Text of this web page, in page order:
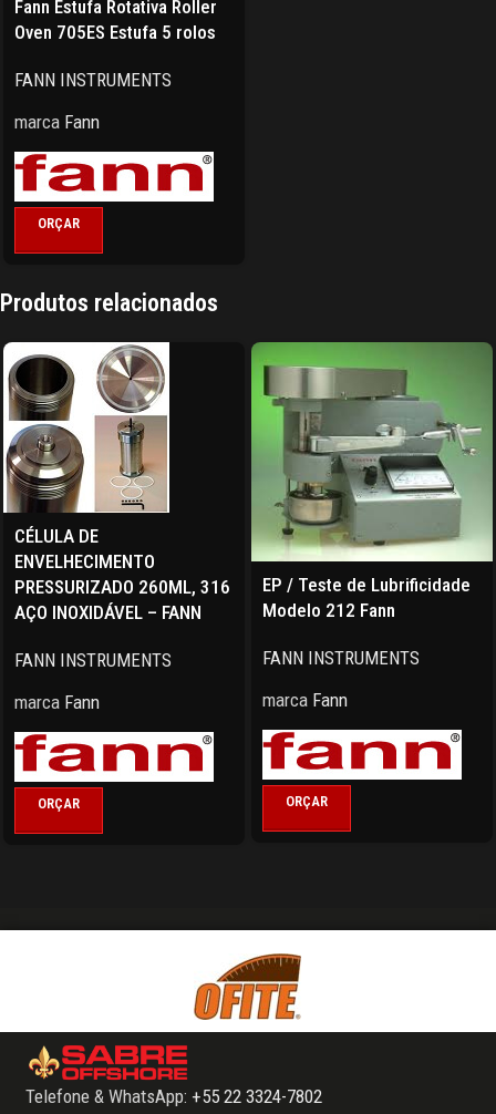
Fann Estufa Rotativa Roller
Oven 705ES Estufa 5 rolos
FANN INSTRUMENTS
marca Fann
ORÇAR
Produtos relacionados
CÉLULA DE
ENVELHECIMENTO
PRESSURIZADO 260ML, 316
AÇO INOXIDÁVEL – FANN
FANN INSTRUMENTS
marca Fann
ORÇAR
EP / Teste de Lubrificidade
Modelo 212 Fann
FANN INSTRUMENTS
marca Fann
ORÇAR
Telefone & WhatsApp: +55 22 3324-7802